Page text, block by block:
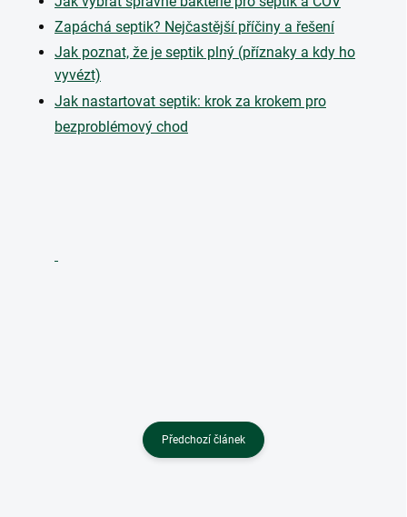
Zapáchá septik? Nejčastější příčiny a řešení
Jak poznat, že je septik plný (příznaky a kdy ho
vyvézt)
Jak nastartovat septik: krok za krokem pro
bezproblémový chod
Předchozí článek